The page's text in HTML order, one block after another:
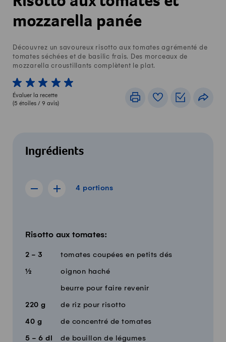
mozzarella panée
Découvrez un savoureux risotto aux tomates agrémenté de
tomates séchées et de basilic frais. Des morceaux de
mozzarella croustillants complètent le plat.
1 von 5 étoiles
2 von 5 étoiles
3 von 5 étoiles
4 von 5 étoiles
5 von 5 étoiles
Évaluer la recette
(5 étoiles / 9 avis)
ImprimerLivre de recettes
Listes de
Ingrédients
4 portions
Afficher la recette de 3 portions
Afficher la recette de 5 portions
4 portions
Risotto aux tomates:
2 - 3 tomates coupées en petits dés
½ oignon haché
beurre pour faire revenir
220 g de riz pour risotto
40 g de concentré de tomates
5 - 6 dl de bouillon de légumes